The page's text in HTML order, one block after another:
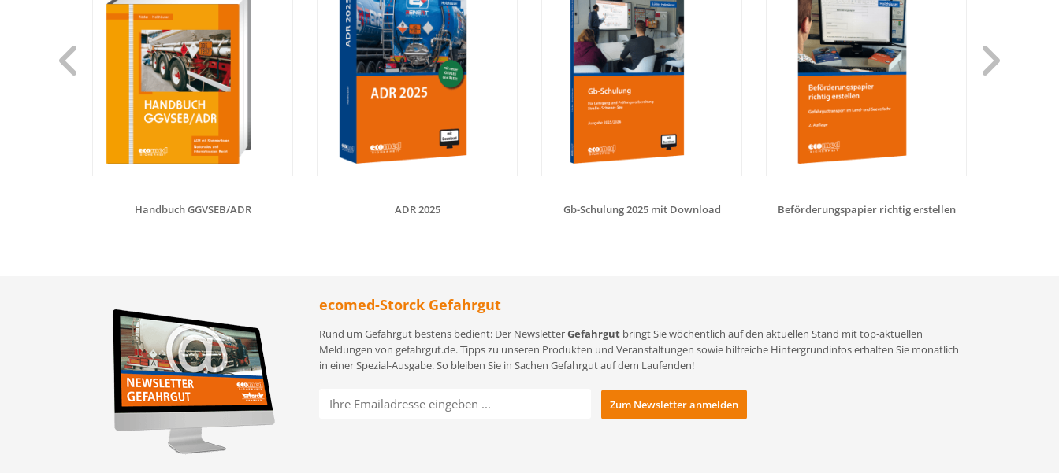
Handbuch GGVSEB/ADR ADR 2025 Gb-Schulung 2025 mit Download Beförderungspapier richtig erstellen
ecomed-Storck Gefahrgut
Rund um Gefahrgut bestens bedient: Der NewsletterGefahrgut bringt Sie wöchentlich auf den aktuellen Stand mit top-aktuellen
Meldungen von gefahrgut.de. Tipps zu unseren Produkten und Veranstaltungen sowie hilfreiche Hintergrundinfos erhalten Sie monatlich
in einer Spezial-Ausgabe. So bleiben Sie in Sachen Gefahrgut auf dem Laufenden!